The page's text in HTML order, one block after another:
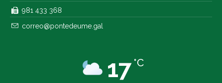
981 433 368
correo@pontedeume.gal
17 °C